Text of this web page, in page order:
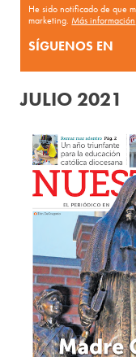
He sido notificado de que
marketing.Más información
SÍGUENOS EN
JULIO 2021